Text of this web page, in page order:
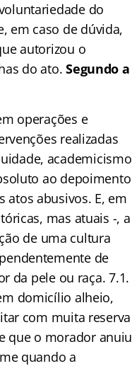
do
em caso de dúvida,
autorizou o
do ato.Segundo a
operações e
realizadas
academicismo
ao depoimento
atos abusivos. E, em
mas atuais -, a
de uma cultura
de
da pele ou raça. 7.1.
domicílio alheio,
com muita reserva
que o morador anuiu
quando a